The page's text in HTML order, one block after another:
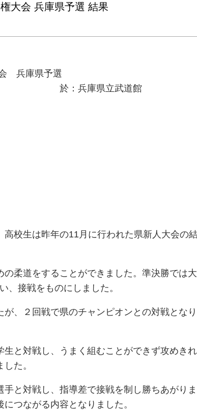
大会 兵庫県予選 結果
兵庫県予選
武道館
校生は昨年の11月に行われた県新人大会の
柔道をすることができました。準決勝では
、接戦をものにしました。
、２回戦で県のチャンピオンとの対戦とな
と対戦し、うまく組むことができず攻めき
た。
と対戦し、指導差で接戦を制し勝ちあがり
つながる内容となりました。